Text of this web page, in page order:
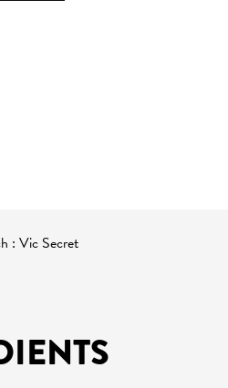
: Vic Secret